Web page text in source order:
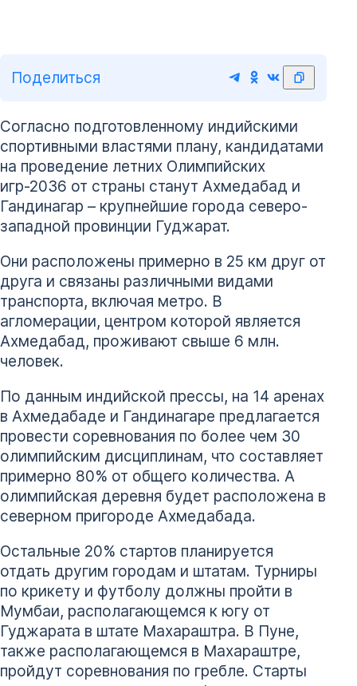
Поделиться
Согласно подготовленному индийскими
спортивными властями плану, кандидатами
на проведение летних Олимпийских
игр-2036 от страны станут Ахмедабад и
Гандинагар – крупнейшие города северо-
западной провинции Гуджарат.
Они расположены примерно в 25 км друг от
друга и связаны различными видами
транспорта, включая метро. В
агломерации, центром которой является
Ахмедабад, проживают свыше 6 млн.
человек.
По данным индийской прессы, на 14 аренах
в Ахмедабаде и Гандинагаре предлагается
провести соревнования по более чем 30
олимпийским дисциплинам, что составляет
примерно 80% от общего количества. А
олимпийская деревня будет расположена в
северном пригороде Ахмедабада.
Остальные 20% стартов планируется
отдать другим городам и штатам. Турниры
по крикету и футболу должны пройти в
Мумбаи, располагающемся к югу от
Гуджарата в штате Махараштра. В Пуне,
также располагающемся в Махараштре,
пройдут соревнования по гребле. Старты